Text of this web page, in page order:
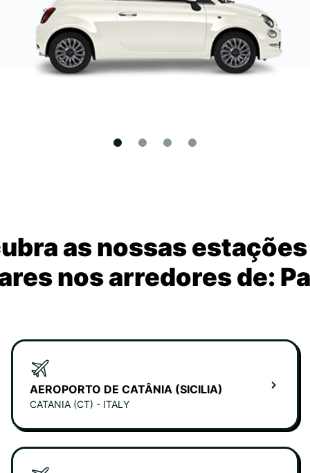
as nossas
nos arredores de:
AEROPORTO DE CATÂNIA (SICILIA)
CATANIA (CT) - ITALY